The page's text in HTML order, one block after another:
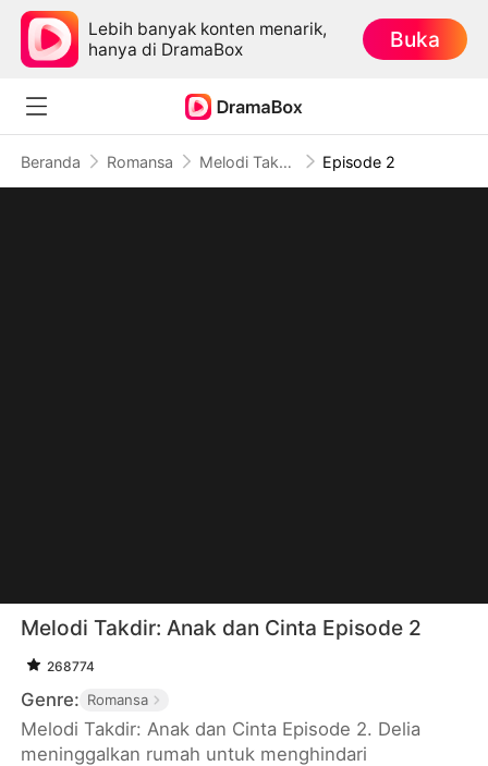
Lebih banyak konten menarik,
hanya di DramaBox
Buka
Beranda Romansa Melodi Takdir: Anak dan Cinta Episode 2
Melodi Takdir: Anak dan Cinta Episode 2
268774
Genre: Romansa
Melodi Takdir: Anak dan Cinta Episode 2. Delia
meninggalkan rumah untuk menghindari